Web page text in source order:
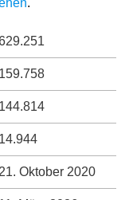
.
159.758
144.814
14.944
21. Oktober 2020